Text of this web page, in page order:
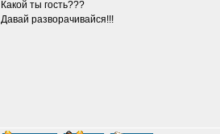
Какой ты гость???
Давай разворачивайся!!!